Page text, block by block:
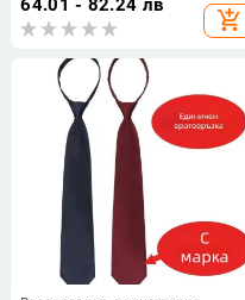
подплата от полиестер)
64.01 - 82.24 лв
add_shopping_cart